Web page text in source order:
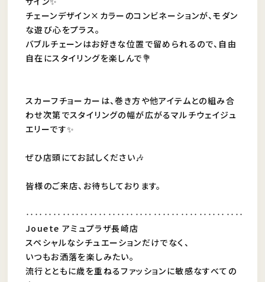
チェーンデザイン×カラーのコンビネーションが、モダン
な遊び心をプラス。
バブルチェーンはお好きな位置で留められるので、自由
自在にスタイリングを楽しんで💐
スカーフチョーカーは、巻き方や他アイテムとの組み合
わせ次第でスタイリングの幅が広がるマルチウェイジュ
エリーです✨
ぜひ店頭にてお試しください🎶
皆様のご来店、お待ちしております。
‥‥‥‥‥‥‥‥‥‥‥‥‥‥‥‥‥‥‥‥‥‥‥‥
Jouete アミュプラザ長崎店
スペシャルなシチュエーションだけでなく、
いつもお洒落を楽しみたい。
流行とともに歳を重ねるファッションに敏感なすべての